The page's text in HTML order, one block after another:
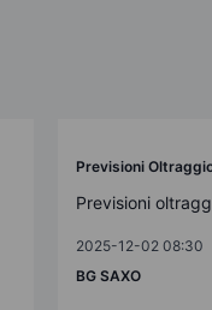
Previsioni
Previsioni
2025-12-02 08:30
BG SAXO